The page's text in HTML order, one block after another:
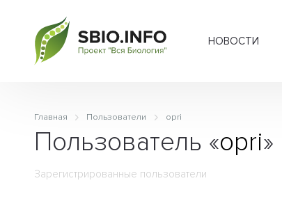
НОВОСТИ
Главная Пользователи opri
Пользователь «opri»
Зарегистрированные пользователи